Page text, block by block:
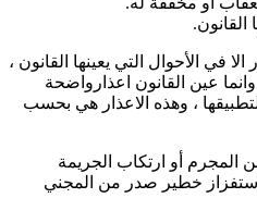
القانون.
ايضا انه لاعذر الا في الأحوال التي يعينها القانون ،
عين القانون اعذارواضحة
، وهذه الاعذار هي بحسب
المجرم أو ارتكاب الجریمة
خطیر صدر من المجني